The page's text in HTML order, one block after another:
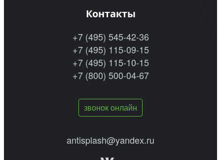
Контакты
+7 (495) 545-42-36
+7 (495) 115-09-15
+7 (495) 115-10-15
+7 (800) 500-04-67
звонок онлайн
antisplash@yandex.ru